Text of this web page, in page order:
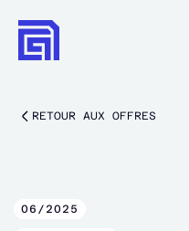
RETOUR AUX OFFRES
06/2025